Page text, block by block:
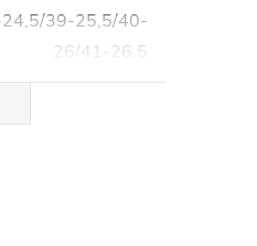
39-25,5/40-
26/41-26,5